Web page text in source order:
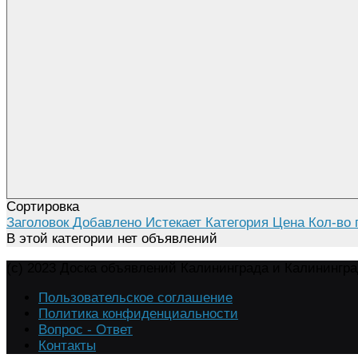
Сортировка
Заголовок Добавлено Истекает Категория Цена Кол-во
В этой категории нет объявлений
Пользовательское соглашение
Политика конфиденциальности
Вопрос - Ответ
Контакты